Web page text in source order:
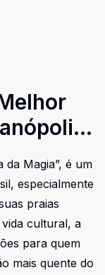
Magia”, é um
especialmente
praias
cultural, a
para quem
mais quente do